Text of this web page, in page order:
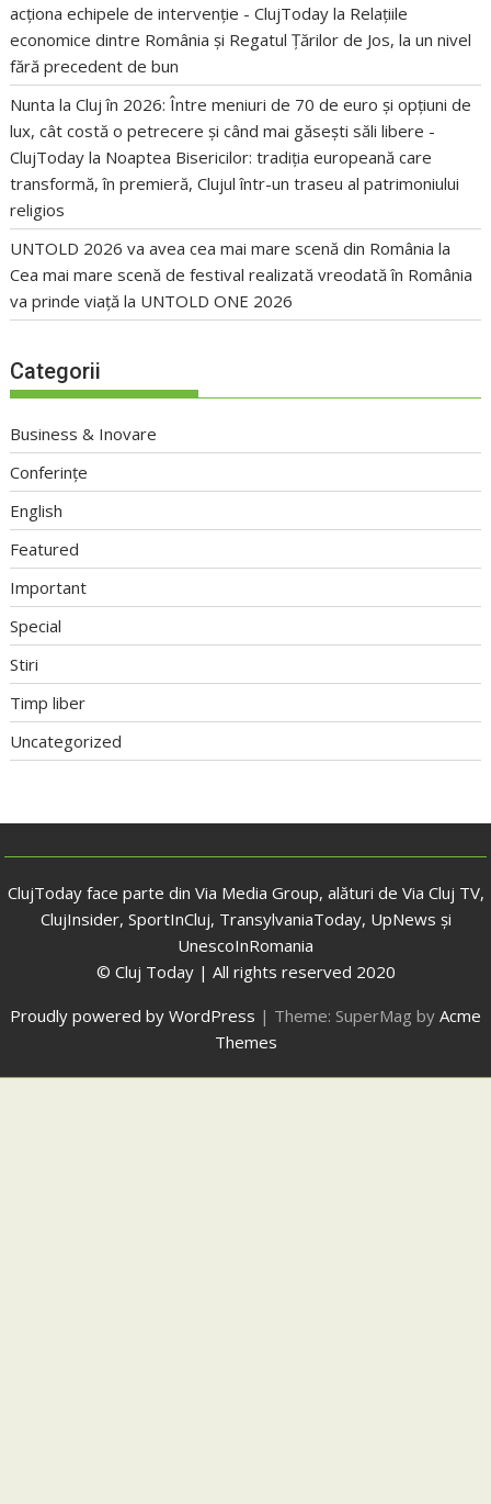
acționa echipele de intervenție - ClujToday la Relațiile
economice dintre România și Regatul Țărilor de Jos, la un nivel
fără precedent de bun
Nunta la Cluj în 2026: Între meniuri de 70 de euro și opțiuni de
lux, cât costă o petrecere și când mai găsești săli libere -
ClujToday la Noaptea Bisericilor: tradiția europeană care
transformă, în premieră, Clujul într-un traseu al patrimoniului
religios
UNTOLD 2026 va avea cea mai mare scenă din România la
Cea mai mare scenă de festival realizată vreodată în România
va prinde viață la UNTOLD ONE 2026
Categorii
Business & Inovare
Conferințe
English
Featured
Important
Special
Stiri
Timp liber
Uncategorized
ClujToday face parte din Via Media Group, alături de Via Cluj TV,
ClujInsider, SportInCluj, TransylvaniaToday, UpNews și
UnescoInRomania
© Cluj Today | All rights reserved 2020
Proudly powered by WordPress | Theme: SuperMag by Acme
Themes